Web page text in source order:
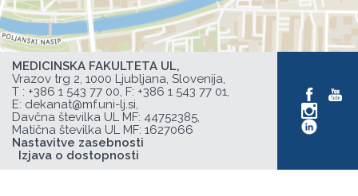
MEDICINSKA FAKULTETA UL,
Vrazov trg 2, 1000 Ljubljana, Slovenija,
T : +386 1 543 77 00 , F: +386 1 543 77 01,
E: dekanat@mf.uni-lj.si
Davčna številka UL MF: 44752385,
Matična številka UL MF: 1627066
Nastavitve zasebnosti
Izjava o dostopnosti